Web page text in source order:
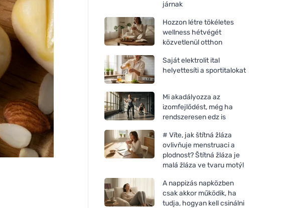
járnak
Hozzon létre tökéletes
wellness hétvégét
közvetlenül otthon
Saját elektrolit ital
helyettesíti a sportitalokat
Mi akadályozza az
izomfejlődést, még ha
rendszeresen edz is
# Víte, jak štítná žláza
ovlivňuje menstruaci a
plodnost? Štítná žláza je
malá žláza ve tvaru motýl
A nappizás napközben
csak akkor működik, ha
tudja, hogyan kell csinálni